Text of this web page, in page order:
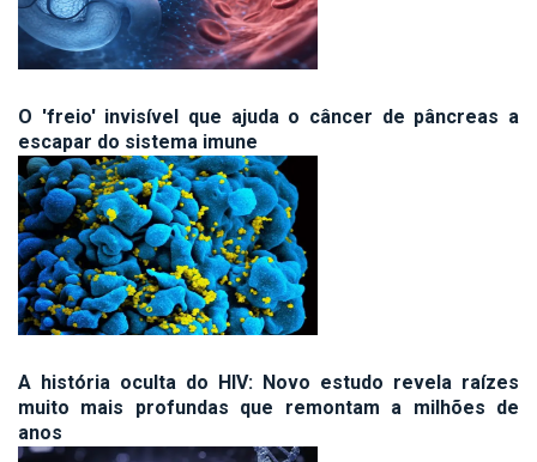
O 'freio' invisível que ajuda o câncer de pâncreas a
escapar do sistema imune
A história oculta do HIV: Novo estudo revela raízes
muito mais profundas que remontam a milhões de
anos